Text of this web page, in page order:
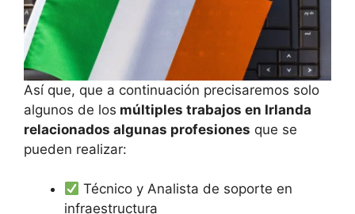
Así que, que a continuación precisaremos solo
algunos de los múltiples trabajos en Irlanda
relacionados algunas profesiones que se
pueden realizar:
Técnico y Analista de soporte en
infraestructura